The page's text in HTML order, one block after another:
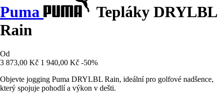
Puma
Tepláky DRYLBL
Rain
Od
3 873,00 Kč 1 940,00 Kč -50%
Objevte jogging Puma DRYLBL Rain, ideální pro golfové nadšence,
který spojuje pohodlí a výkon v dešti.